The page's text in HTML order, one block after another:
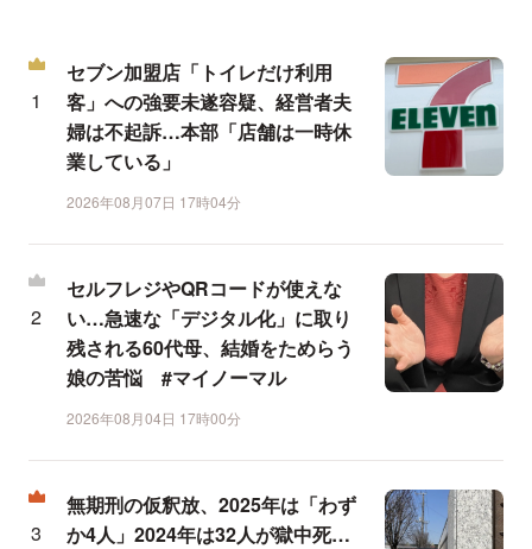
セブン加盟店「トイレだけ利用
客」への強要未遂容疑、経営者夫
婦は不起訴…本部「店舗は一時休
業している」
2026年08月07日 17時04分
セルフレジやQRコードが使えな
い…急速な「デジタル化」に取り
残される60代母、結婚をためらう
娘の苦悩 #マイノーマル
2026年08月04日 17時00分
無期刑の仮釈放、2025年は「わず
か4人」2024年は32人が獄中死…